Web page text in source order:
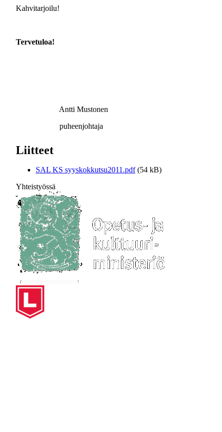
Kahvitarjoilu!
Tervetuloa!
Antti Mustonen
puheenjohtaja
Liitteet
SAL KS syyskokkutsu2011.pdf (54 kB)
Yhteistyössä